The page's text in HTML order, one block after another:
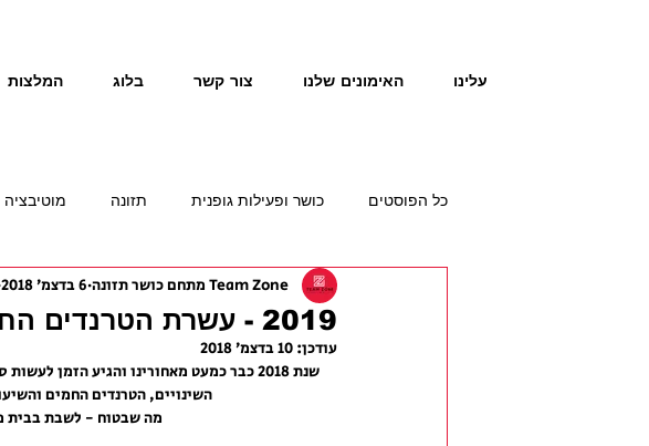
המלצות בלוג צור קשר האימונים שלנו עלינו
כל הפוסטים כושר ופעילות גופנית תזונה
2019 - עשרת הטרנדים החמים בעולם הכושר
Team Zone מתחם כושר תזונה 6 בדצמ׳ 2018
עודכן: 10 בדצמ׳ 2018
שנת 2018 כבר כמעט מאחורינו והגיע הזמן לעשות סקירה קצרה על מה מצפה לנו בתחום הכושר, הבריאות והפיטנס בשנת 2019.
השינויים, הטרנדים החמים
מה שבטוח - לשבת בבית